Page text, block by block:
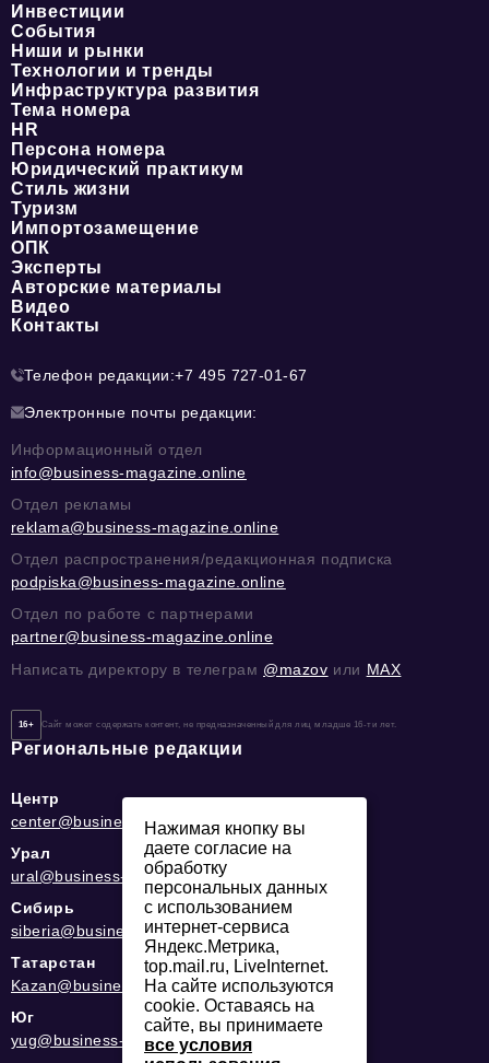
Инвестиции
События
Ниши и рынки
Технологии и тренды
Инфраструктура развития
Тема номера
HR
Персона номера
Юридический практикум
Стиль жизни
Туризм
Импортозамещение
ОПК
Эксперты
Авторские материалы
Видео
Контакты
Телефон редакции:+7 495 727-01-67
Электронные почты редакции:
Информационный отдел
info@business-magazine.online
Отдел рекламы
reklama@business-magazine.online
Отдел распространения/редакционная подписка
podpiska@business-magazine.online
Отдел по работе с партнерами
partner@business-magazine.online
Написать директору в телеграм @mazov или MAX
16+ Сайт может содержать контент, не предназначенный для лиц младше 16-ти лет.
Региональные редакции
Центр
center@business-magazine.online
Урал
ural@business-magazine.online
Сибирь
siberia@business-magazine.online
Татарстан
Kazan@business-magazine.online
Юг
yug@business-magazine.online
Нажимая кнопку вы
даете согласие на
обработку
персональных данных
с использованием
интернет-сервиса
Яндекс.Метрика,
top.mail.ru, LiveInternet.
На сайте используются
cookie. Оставаясь на
сайте, вы принимаете
все условия